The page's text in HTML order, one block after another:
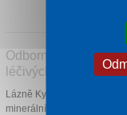
Odborná lázeňská
léčivých zdrojů
Lázně Kynžvart vděčí za
minerálním pramenům a